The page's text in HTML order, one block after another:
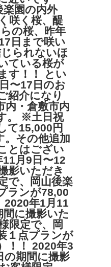
楽園の内外
咲く桜、醍
の桜、昨年
日まで咲い
られないほ
ている桜が
す！！ とい
〜17日のお
紹介になり
・倉敷市内
。 ※土日祝
て15,000円
。その他追加
とはござい
月9日〜12
影いただき
で、岡山後楽
ランが78,00
2020年1月11
間に撮影いた
限定で、岡
１点プランが
！！ 2020年3
の期間に撮影